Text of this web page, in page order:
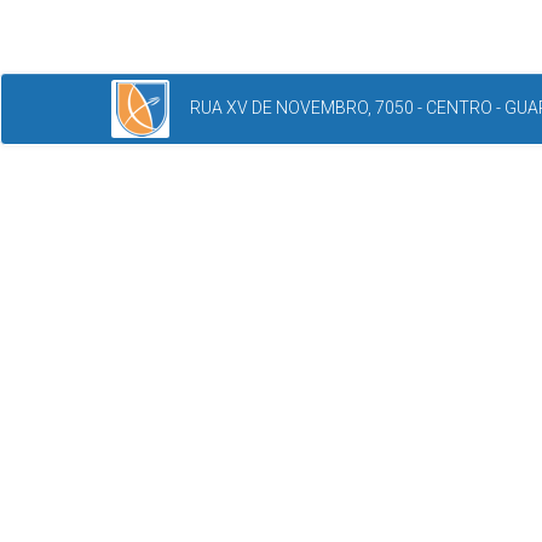
RUA XV DE NOVEMBRO, 7050 - CENTRO -